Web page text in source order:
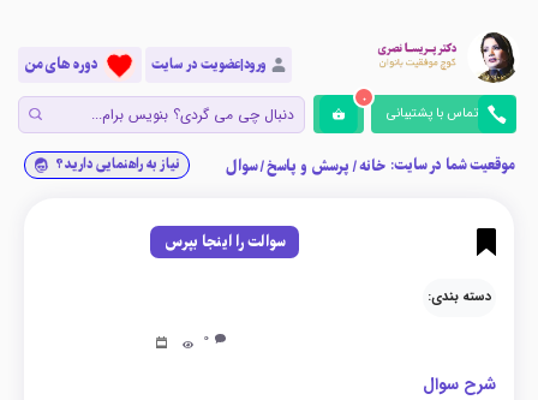
ورود|عضویت در سایت دوره های من
تماس با پشتیبانی
0
موقعیت شما در سایت: خانه/پرسش و پاسخ/سوال نیاز به راهنمایی دارید؟
سوالت را اینجا بپرس
دسته بندی:
0
شرح سوال